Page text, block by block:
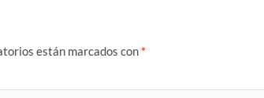
están marcados con *